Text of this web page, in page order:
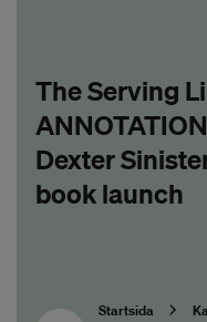
The Serving
Dexter
book launch
Startsida